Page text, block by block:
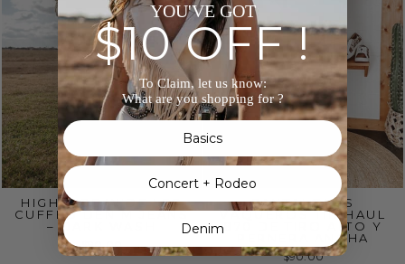
HIGH RISE WIDE LEG
CUFFED DENIM JEANS
– DARK WASH
$90.00
PANTALONES
VAQUEROS TIN HAUL
870 DE TIRO ALTO Y
PERNERA ANCHA
$90.00
YOU'VE GOT
$10 OFF !
To Claim, let us know:
What are you shopping for ?
Basics
Concert + Rodeo
Denim